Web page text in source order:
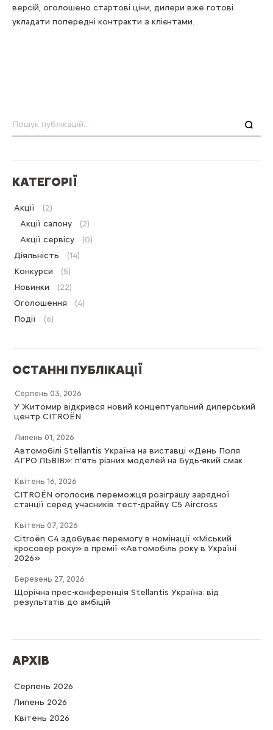
версій, оголошено стартові ціни, дилери вже готові
укладати попередні контракти з клієнтами.
КАТЕГОРІЇ
Акції
(2)
Акції салону
(2)
Акції сервісу
(0)
Діяльність
(14)
Конкурси
(5)
Новинки
(22)
Оголошення
(4)
Події
(6)
ОСТАННІ ПУБЛІКАЦІЇ
Серпень 03, 2026
У Житомир відкрився новий концептуальний дилерський
центр CITROËN
Липень 01, 2026
Автомобілі Stellantis Україна на виставці «День Поля
АГРО ЛЬВІВ»: п’ять різних моделей на будь-який смак
Квітень 16, 2026
CITROËN оголосив переможця розіграшу зарядної
станції серед учасників тест-драйву C5 Aircross
Квітень 07, 2026
Citroën C4 здобуває перемогу в номінації «Міський
кросовер року» в премії «Автомобіль року в Україні
2026»
Березень 27, 2026
Щорічна прес-конференція Stellantis Україна: від
результатів до амбіцій
АРХІВ
Серпень 2026
Липень 2026
Квітень 2026